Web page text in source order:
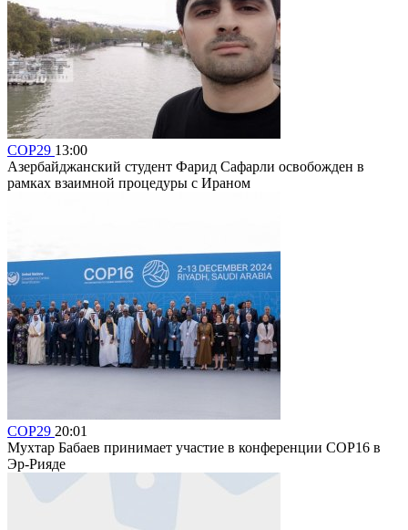
COP29 13:00
Азербайджанский студент Фарид Сафарли освобожден в
рамках взаимной процедуры с Ираном
COP29 20:01
Мухтар Бабаев принимает участие в конференции COP16 в
Эр-Рияде